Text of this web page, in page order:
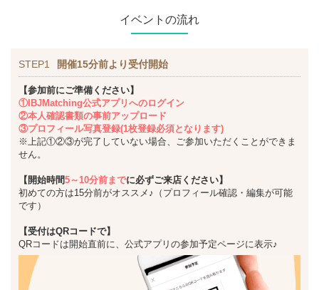
イベントの流れ
STEP1 開催15分前より受付開始
【参加前にご準備ください】
①IBJMatching公式アプリへのログイン
②本人確認書類の事前アップロード
③プロフィール写真登録(1枚登録必須となります)
※上記①②③が完了していない場合、ご参加いただくことができま
せん。
【開始時間5～10分前までに必ずご来店ください】
初めての方は15分前がオススメ♪（プロフィール確認・編集が可能
です）
【受付はQRコードで】
QRコードは開始直前に、公式アプリの参加予定ページに表示♪